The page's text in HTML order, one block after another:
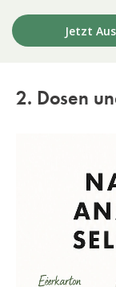
Jetzt
2. Dosen